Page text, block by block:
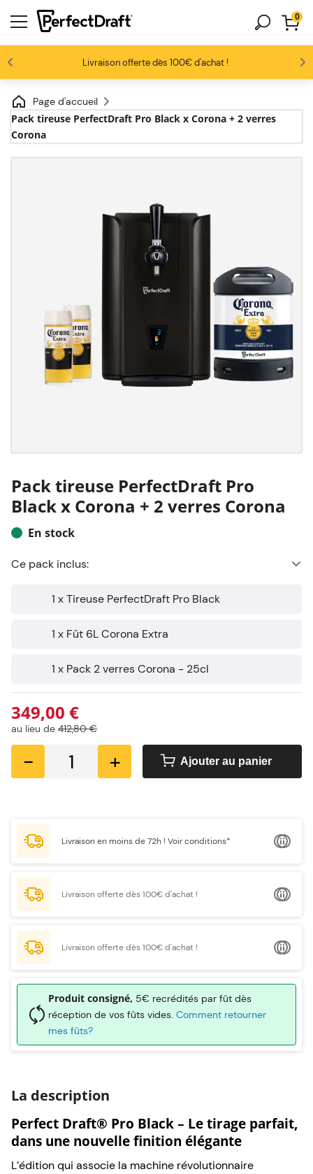
Livraison offerte dès 100€ d'achat !
Profitez de -10% dès 3 fûts unitaires
Les amateurs de bière nous adorent
0
Page d'accueil
Pack tireuse PerfectDraft Pro Black x Corona + 2 verres
Corona
Pack tireuse PerfectDraft Pro
Black x Corona + 2 verres Corona
En stock
Ce pack inclus:
1 x Tireuse PerfectDraft Pro Black
1 x Fût 6L Corona Extra
1 x Pack 2 verres Corona - 25cl
349,00 €
au lieu de 412,80 €
- + Ajouter au panier
Produit consigné, 5€ recrédités par fût dès
réception de vos fûts vides. Comment retourner
mes fûts?
Livraison en moins de 72h ! Voir conditions*
Livraison offerte dès 100€ d'achat !
Livraison offerte dès 100€ d'achat !
La description
Perfect Draft® Pro Black – Le tirage parfait,
dans une nouvelle finition élégante
L’édition qui associe la machine révolutionnaire